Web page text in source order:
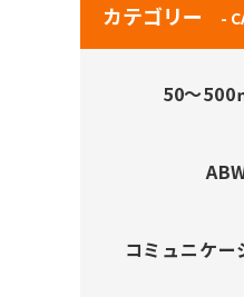
カテゴリー -
50～500
コミュニケ